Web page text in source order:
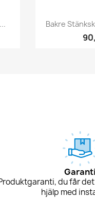

Bakre
Garanti
du får
hjälp med